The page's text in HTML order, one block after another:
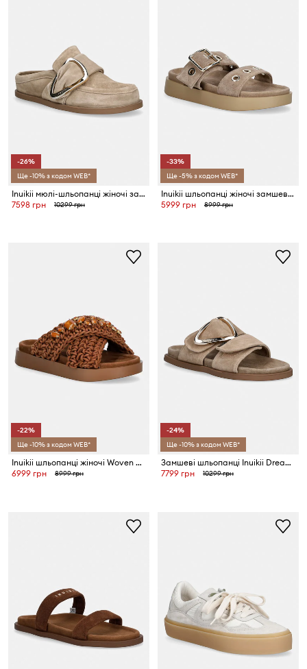
-26%
Ще -10% з кодом WEB*
Inuikii мюлі-шльопанці жіночі замшеві Mule Soft
7598 грн
10299 грн
-33%
Ще -5% з кодом WEB*
Inuikii шльопанці жіночі замшеві Tilda Buckle
5999 грн
8999 грн
-22%
Ще -10% з кодом WEB*
Inuikii шльопанці жіночі Woven Stones
6999 грн
8999 грн
-24%
Ще -10% з кодом WEB*
Замшеві шльопанці Inuikii Dreamer Buckle
7799 грн
10299 грн